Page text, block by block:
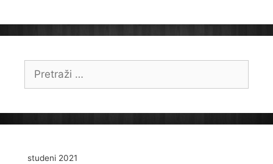
Pretraži:
studeni 2021